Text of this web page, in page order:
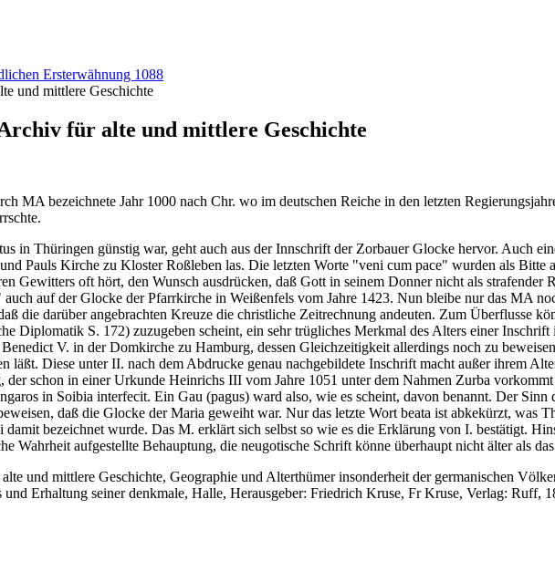
Ersterwähnung 1088
und mittlere Geschichte
für alte und mittlere Geschichte
MA bezeichnete Jahr 1000 nach Chr. wo im deutschen Reiche in den letzten
in Thüringen günstig war, geht auch aus der Innschrift der Zorbauer Glocke hervor. Auch
Pauls Kirche zu Kloster Roßleben las. Die letzten Worte "veni cum pace" wurden als
Gewitters oft hört, den Wunsch ausdrücken, daß Gott in seinem Donner nicht als strafender
auf der Glocke der Pfarrkirche in Weißenfels vom Jahre 1423. Nun bleibe nur das MA
die darüber angebrachten Kreuze die christliche Zeitrechnung andeuten. Zum Überflusse
Diplomatik S. 172) zuzugeben scheint, ein sehr trügliches Merkmal des Alters einer
Benedict V. in der Domkirche zu Hamburg, dessen Gleichzeitigkeit allerdings noch zu
läßt. Diese unter II. nach dem Abdrucke genau nachgebildete Inschrift macht außer ihrem
schon in einer Urkunde Heinrichs III vom Jahre 1051 unter dem Nahmen Zurba
in Soibia interfecit. Ein Gau (pagus) ward also, wie es scheint, davon benannt. Der
daß die Glocke der Maria geweiht war. Nur das letzte Wort beata ist abkekürzt, was
damit bezeichnet wurde. Das M. erklärt sich selbst so wie es die Erklärung von I. bestätigt.
Wahrheit aufgestellte Behauptung, die neugotische Schrift könne überhaupt nicht älter als
und mittlere Geschichte, Geographie und Alterthümer insonderheit der germanischen
Erhaltung seiner denkmale, Halle, Herausgeber: Friedrich Kruse, Fr Kruse, Verlag: Ruff,